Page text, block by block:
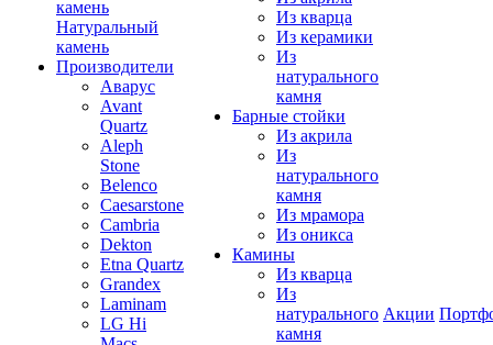
камень
Натуральный
камень
Производители
Аварус
Avant
Quartz
Aleph
Stone
Belenco
Caesarstone
Cambria
Dekton
Etna Quartz
Grandex
Laminam
LG Hi
Из кварца
Из керамики
Из
натурального
камня
Барные стойки
Из акрила
Из
натурального
камня
Из мрамора
Из оникса
Камины
Из кварца
Из
натурального
камня
Акции